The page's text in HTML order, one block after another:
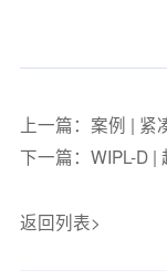
上一篇：案例 |
下一篇：WIPL-D |
返回列表>